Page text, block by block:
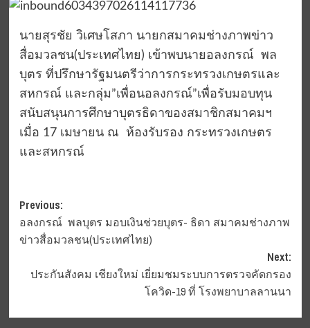
นายสุรชัย วิเศษโสภา นายกสมาคมช่างภาพข่าว
สื่อมวลชน(ประเทศไทย) เข้าพบนายอลงกรณ์ พล
บุตร ที่ปรึกษารัฐมนตรีว่าการกระทรวงเกษตรและ
สหกรณ์ และกลุ่ม”เพื่อนอลงกรณ์”เพื่อรับมอบทุน
สนับสนุนการศึกษาบุตรธิดาของสมาชิกสมาคมฯ
เมื่อ 17 เมษายน ณ ห้องรับรอง กระทรวงเกษตร
และสหกรณ์
Post
navigation
Previous:
อลงกรณ์ พลบุตร มอบเงินช่วยบุตร- ธิดา สมาคมช่างภาพ
ข่าวสื่อมวลชน(ประเทศไทย)
Next:
ประกันสังคม เชียงใหม่ เยี่ยมชมระบบการตรวจคัดกรอง
โควิด-19 ที่ โรงพยาบาลลานนา